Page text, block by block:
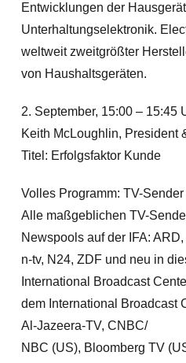
Entwicklungen der
Unterhaltungselektronik.
weltweit zweitgrößter
von Haushaltsgeräten.
2. September, 15:00 – 15:45
Keith McLoughlin, President
Titel: Erfolgsfaktor Kunde
Volles Programm: TV-Sender
Alle maßgeblichen TV-
Newspools auf der IFA: ARD,
n-tv, N24, ZDF und neu in
International Broadcast
dem International Broadcast
Al-Jazeera-TV, CNBC/
NBC (US), Bloomberg TV